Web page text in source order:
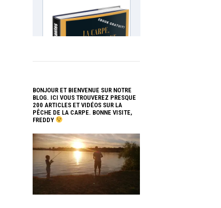
BONJOUR ET BIENVENUE SUR NOTRE
BLOG. ICI VOUS TROUVEREZ PRESQUE
200 ARTICLES ET VIDÉOS SUR LA
PÊCHE DE LA CARPE. BONNE VISITE,
FREDDY